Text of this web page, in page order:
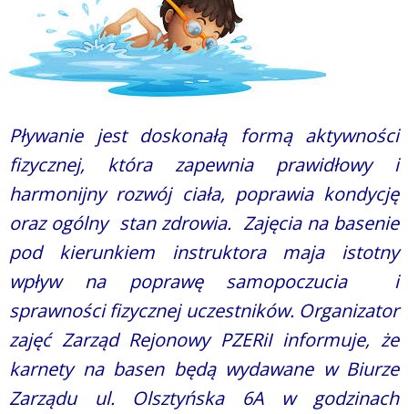
Pływanie jest doskonałą formą aktywności
fizycznej, która zapewnia prawidłowy i
harmonijny rozwój ciała, poprawia kondycję
oraz ogólny stan zdrowia. Zajęcia na basenie
pod kierunkiem instruktora maja istotny
wpływ na poprawę samopoczucia i
sprawności fizycznej uczestników. Organizator
zajęć Zarząd Rejonowy PZERiI informuje, że
karnety na basen będą wydawane w Biurze
Zarządu ul. Olsztyńska 6A w godzinach